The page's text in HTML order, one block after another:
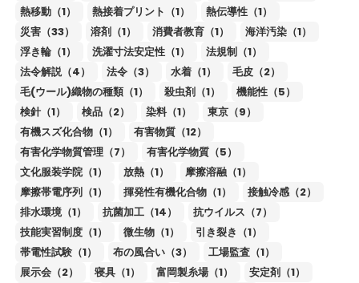
熱移動（1）
熱接着プリント（1）
熱伝導性（1）
災害（33）
溶剤（1） 消費者教育（1）
海洋汚染（1）
浮き輪（1）
洗濯寸法安定性（1）
法規制（1）
法令解説（4）
法令（3） 水着（1）
毛皮（2）
毛(ウール)織物の種類（1）
殺虫剤（1）
機能性（5）
検針（1）
検品（2） 染料（1）
東京（9）
有機スズ化合物（1）
有害物質（12）
有害化学物質管理（7）
有害化学物質（5）
文化服装学院（1）
放熱（1）
摩擦溶融（1）
摩擦帯電序列（1）
揮発性有機化合物（1）
接触冷感（2）
排水環境（1）
抗菌加工（14）
抗ウイルス（7）
技能実習制度（1）
微生物（1）
引き裂き（1）
帯電性試験（1）
布の風合い（3）
工場監査（1）
展示会（2）
寝具（1） 富岡製糸場（1）
安定剤（1）